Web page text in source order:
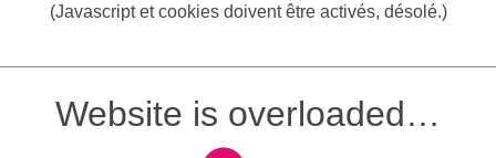
(Javascript et cookies doivent être activés, désolé.)
Website is overloaded…